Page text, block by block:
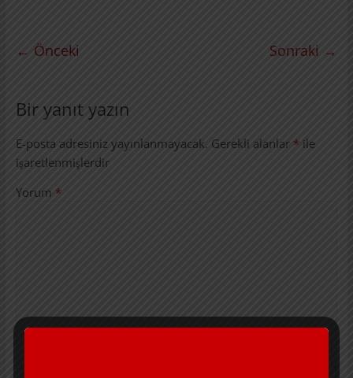
← Önceki Sonraki →
Bir yanıt yazın
E-posta adresiniz yayınlanmayacak. Gerekli alanlar * ile
işaretlenmişlerdir
Yorum *